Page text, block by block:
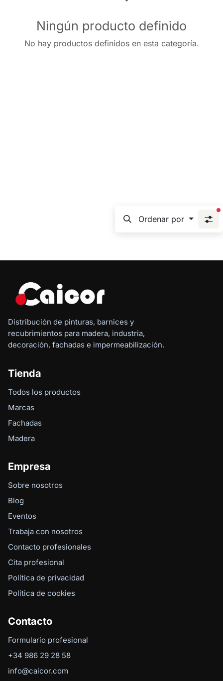
Ningún producto definido
No hay productos definidos en esta categoría.
Ordenar por
Distribución de pinturas, barnices y
recubrimientos para madera, industria,
decoración, fachadas e impermeabilización.
Tienda
Todos los productos
Marcas
Fachadas
Madera
Empresa
Sobre nosotros
Blog
Eventos
Trabaja con nosotros
Contacto profesionales
Cita profesional
Política de privacidad
Política de cookies
Contacto
Formulario profesional
+34 986 29 28 58
info@caicor.com